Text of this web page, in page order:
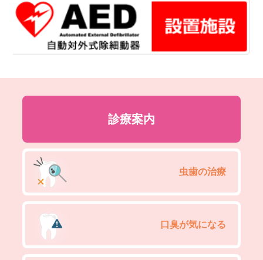
診療案内
虫歯の治療
口臭が気になる